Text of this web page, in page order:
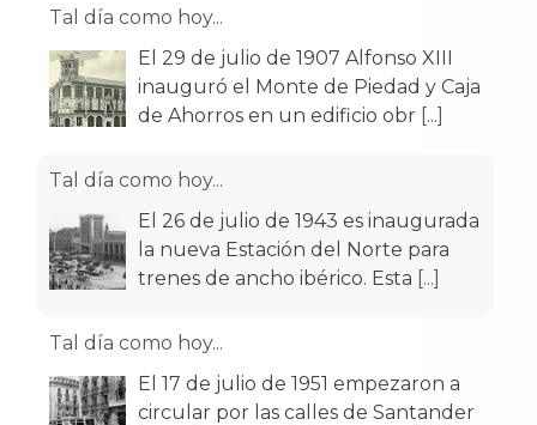
Tal día como hoy...
El 29 de julio de 1907 Alfonso XIII
inauguró el Monte de Piedad y Caja
de Ahorros en un edificio obr [...]
Tal día como hoy...
El 26 de julio de 1943 es inaugurada
la nueva Estación del Norte para
trenes de ancho ibérico. Esta [...]
Tal día como hoy...
El 17 de julio de 1951 empezaron a
circular por las calles de Santander